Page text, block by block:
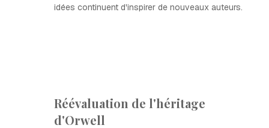
idées continuent d'inspirer de nouveaux auteurs.
Réévaluation de l'héritage
d'Orwell